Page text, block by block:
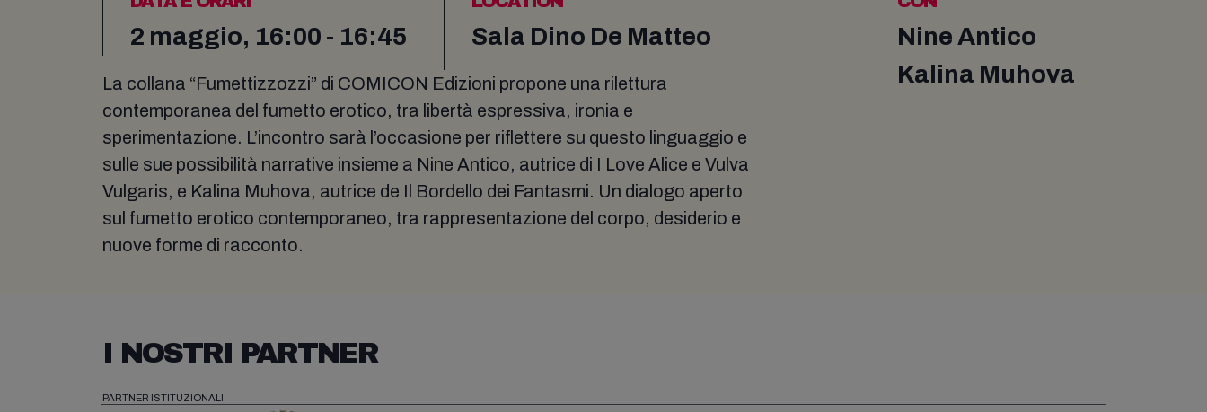
2 maggio, 16:00 - 16:45 Sala Dino De Matteo
La collana “Fumettizzozzi” di COMICON Edizioni propone una rilettura
contemporanea del fumetto erotico, tra libertà espressiva, ironia e
sperimentazione. L’incontro sarà l’occasione per riflettere su questo linguaggio e
sulle sue possibilità narrative insieme a Nine Antico, autrice di I Love Alice e Vulva
Vulgaris, e Kalina Muhova, autrice de Il Bordello dei Fantasmi. Un dialogo aperto
sul fumetto erotico contemporaneo, tra rappresentazione del corpo, desiderio e
nuove forme di racconto.
Nine Antico
Kalina Muhova
I NOSTRI PARTNER
PARTNER ISTITUZIONALI